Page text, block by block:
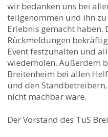
wir bedanken uns bei
teilgenommen und ihn
Erlebnis gemacht haben.
Rückmeldungen
Event festzuhalten und
wiederholen. Außerdem
Breitenheim bei allen
und den
nicht machbar wäre.
Der Vorstand des TuS